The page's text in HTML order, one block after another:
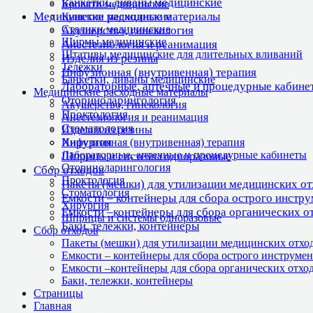
Медицинские расходные материалы
Акушерство, гинекология
Анестезиология и реанимация
Изделия из резины
Инфузионная (внутривенная) терапия
Лабораторные, аптечные и процедурные
Оториноларингология
Проктология
Стоматология
Хирургия
Шприцы и системы одноразовые
Сбор отходов
Пакеты (мешки) для утилизации медицинских
Емкости – контейнеры для сбора острого
Емкости –контейнеры для сбора органических
Баки, тележки, контейнеры
Кровати медицинские
Кушетки медицинские
Столики медицинские
Ширмы медицинские
Штативы медицинские для длительных вливаний
Тележки
Банкетки, диваны медицинские
Медицинские расходные материалы
Акушерство, гинекология
Анестезиология и реанимация
Изделия из резины
Инфузионная (внутривенная) терапия
Лабораторные, аптечные и процедурные кабинеты
Оториноларингология
Проктология
Стоматология
Хирургия
Шприцы и системы одноразовые
Сбор отходов
Пакеты (мешки) для утилизации медицинских
Емкости – контейнеры для сбора острого
Емкости –контейнеры для сбора органических
Баки, тележки, контейнеры
Страницы
Главная